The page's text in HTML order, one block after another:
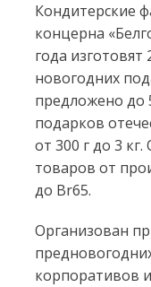
Кондитерские
концерна
года изготовят
новогодних
предложено до
подарков
от 300 г до 3
товаров от
до Br65.
Организован
корпоративов